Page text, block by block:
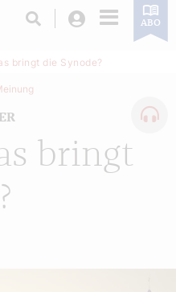
Login ABO
bringt die Synode?
bringt